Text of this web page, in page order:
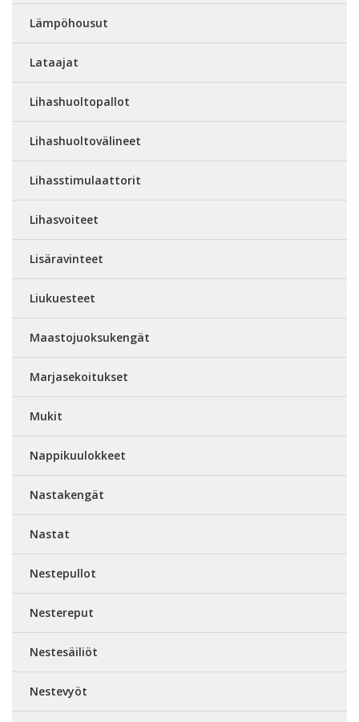
Lämpöhousut
Lataajat
Lihashuoltopallot
Lihashuoltovälineet
Lihasstimulaattorit
Lihasvoiteet
Lisäravinteet
Liukuesteet
Maastojuoksukengät
Marjasekoitukset
Mukit
Nappikuulokkeet
Nastakengät
Nastat
Nestepullot
Nestereput
Nestesäiliöt
Nestevyöt